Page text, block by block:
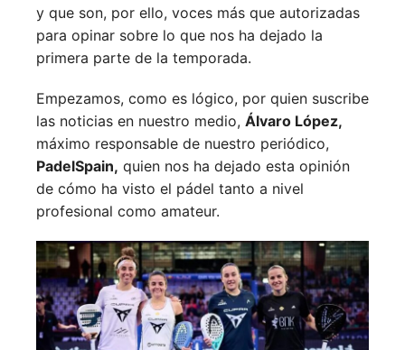
y que son, por ello, voces más que autorizadas
para opinar sobre lo que nos ha dejado la
primera parte de la temporada.
Empezamos, como es lógico, por quien suscribe
las noticias en nuestro medio, Álvaro López,
máximo responsable de nuestro periódico,
PadelSpain, quien nos ha dejado esta opinión
de cómo ha visto el pádel tanto a nivel
profesional como amateur.